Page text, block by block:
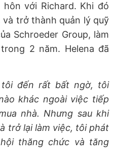
với Richard. Khi đó
trở thành quản lý quỹ
Schroeder Group, làm
2 năm. Helena đã
đến rất bất ngờ, tôi
khác ngoài việc tiếp
nhà. Nhưng sau khi
trở lại làm việc, tôi phát
thăng chức và tăng